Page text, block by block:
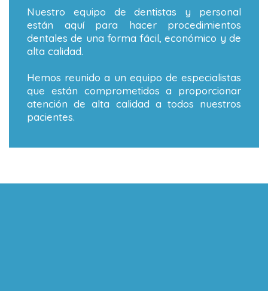
Nuestro equipo de dentistas y personal
están aquí para hacer procedimientos
dentales de una forma fácil, económico y de
alta calidad.
Hemos reunido a un equipo de especialistas
que están comprometidos a proporcionar
atención de alta calidad a todos nuestros
pacientes.